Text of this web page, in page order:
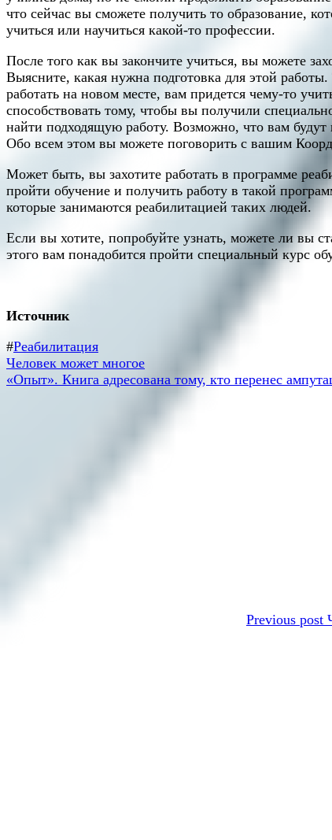
что сейчас вы сможете получить то образование,
учиться или научиться какой-то профессии.
После того как вы закончите учиться, вы можете
Выясните, какая нужна подготовка для этой
работать на новом месте, вам придется чему-то
способствовать тому, чтобы вы получили
найти подходящую работу. Возможно, что вам будут
Обо всем этом вы можете поговорить с вашим
Может быть, вы захотите работать в программе
пройти обучение и получить работу в такой
которые занимаются реабилитацией таких людей.
Если вы хотите, попробуйте узнать, можете ли вы
этого вам понадобится пройти специальный курс
Источник
#Реабилитация
Навигация
по
Предыдущая
запись:
Человек может многое
Следующая
«Опыт». Книга адресована тому, кто перенес
Previous post